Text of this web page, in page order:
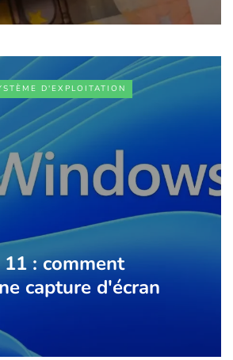
D'EXPLOITATION
: comment
capture d'écran